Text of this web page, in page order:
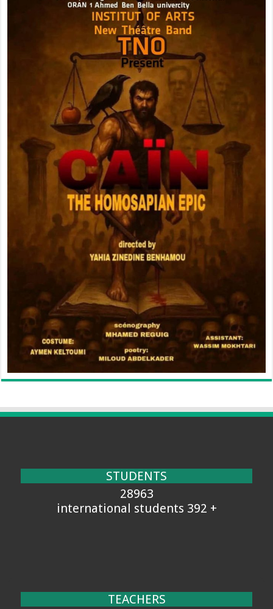
STUDENTS
28963
+ 392 international students
TEACHERS